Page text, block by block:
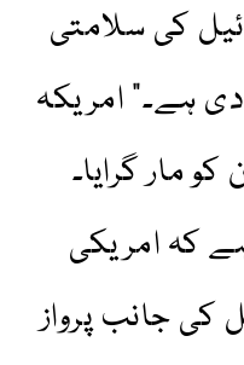
کی سلامتی
ہے۔” امریکہ
مار گرایا۔
کہ امریکی
کی جانب پرواز